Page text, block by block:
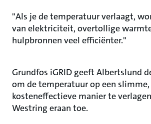
"Als je de temperatuur verlaagt,
van elektriciteit, overtollige
hulpbronnen veel efficiënter."
Grundfos iGRID geeft Albertslund
om de temperatuur op een slimme,
kosteneffectieve manier te
Westring eraan toe.